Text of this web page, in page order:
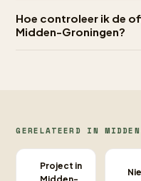
Hoe controleer ik de
Midden-Groningen?
GERELATEERD IN
Project in